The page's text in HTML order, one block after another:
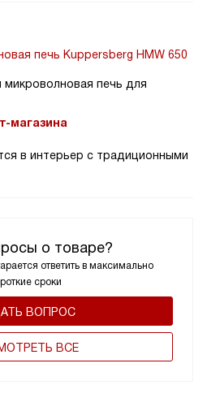
о товаре?
ответить в максимально
сроки
ВОПРОС
ВСЕ
печь Kuppersberg HMW 650
печь для
магазина
в интерьер с традиционными